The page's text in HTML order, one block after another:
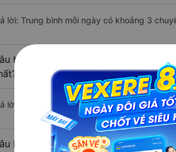
lời: Trung bình mỗi ngày có khoảng 3
hỏi: Nhà xe đi Hương Thủy - Thừa
lời: Chuyến xe có giờ xuất phát sớm nhất
hỏi: Nhà xe đi Phú Hòa - Phú Yên